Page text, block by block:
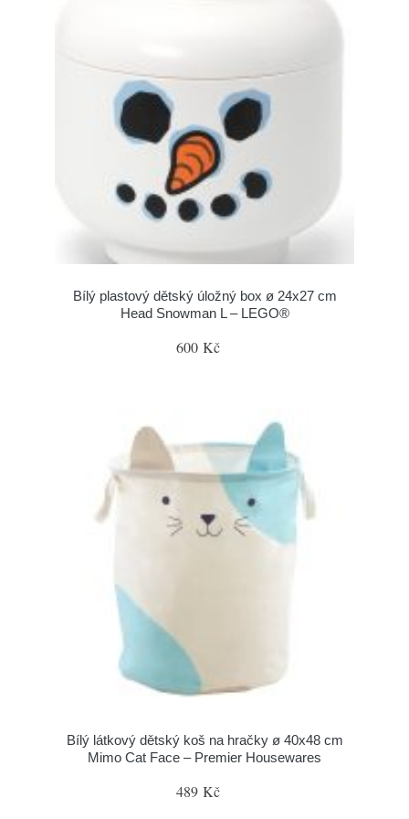
Bílý plastový dětský úložný box ø 24x27 cm
Head Snowman L – LEGO®
600 Kč
Bílý látkový dětský koš na hračky ø 40x48 cm
Mimo Cat Face – Premier Housewares
489 Kč